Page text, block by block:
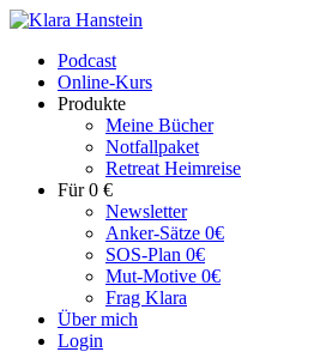
Podcast
Online-Kurs
Produkte
Meine Bücher
Notfallpaket
Retreat Heimreise
Für 0 €
Newsletter
Anker-Sätze 0€
SOS-Plan 0€
Mut-Motive 0€
Frag Klara
Über mich
Login